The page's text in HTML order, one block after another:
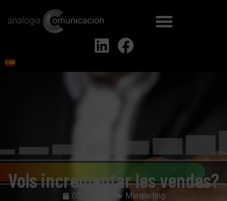
Vols incrementar les vendes?
05/10/2021 Marqueting